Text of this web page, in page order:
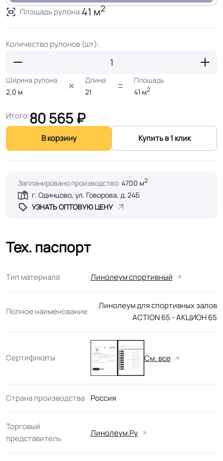
Площадь рулона:41 м2
Количество рулонов (шт):
Ширина рулона
2,0 м
Длина
21
Площадь
41 м2
Итого:80 565 ₽
В корзину Купить в 1 клик
Запланировано производство: 4700 м2
г. Одинцово, ул. Говорова, д. 24Б
УЗНАТЬ ОПТОВУЮ ЦЕНУ
Тех. паспорт
Тип материала Линолеум спортивный
Полное наименование
Линолеум для спортивных залов
ACTION 65 - АКЦИОН 65
Сертификаты См. все
Страна производства Россия
Торговый
представитель
Линолеум.Ру